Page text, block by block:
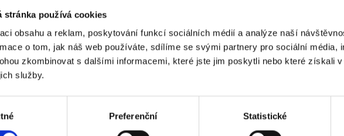
stránka používá cookies
obsahu a reklam, poskytování funkcí sociálních médií a analýze naší
o tom, jak náš web používáte, sdílíme se svými partnery pro sociální média,
zkombinovat s dalšími informacemi, které jste jim poskytli nebo které získali
služby.
Preferenční Statistické